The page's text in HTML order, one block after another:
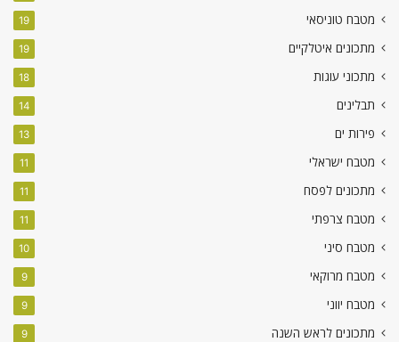
מטבח טוניסאי 19
מתכונים איטלקיים 19
מתכוני עוגות 18
תבלינים 14
פירות ים 13
מטבח ישראלי 11
מתכונים לפסח 11
מטבח צרפתי 11
מטבח סיני 10
מטבח מרוקאי 9
מטבח יווני 9
מתכונים לראש השנה 9